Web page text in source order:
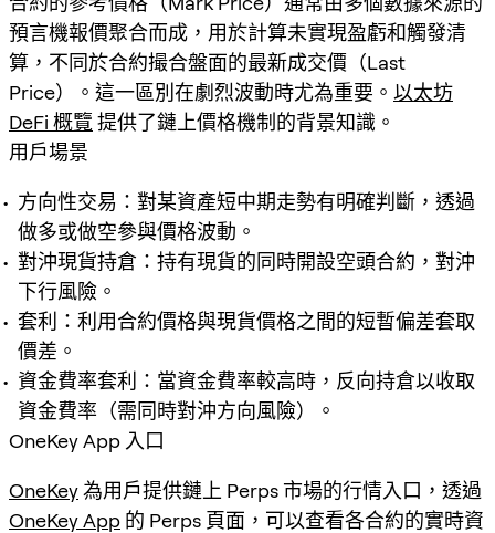
預言機報價聚合而成，用於計算未實現盈虧和觸發清
算，不同於合約撮合盤面的最新成交價（Last
Price）。這一區別在劇烈波動時尤為重要。 以太坊
DeFi 概覽 提供了鏈上價格機制的背景知識。
用戶場景
方向性交易：對某資產短中期走勢有明確判斷，透過
做多或做空參與價格波動。
對沖現貨持倉：持有現貨的同時開設空頭合約，對沖
下行風險。
套利：利用合約價格與現貨價格之間的短暫偏差套取
價差。
資金費率套利：當資金費率較高時，反向持倉以收取
資金費率（需同時對沖方向風險）。
OneKey App 入口
OneKey為用戶提供鏈上 Perps 市場的行情入口，透過
OneKey App 的 Perps 頁面，可以查看各合約的實時資